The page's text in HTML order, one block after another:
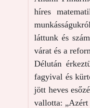
híres
láttunk és
várat és a
Délután
fagyival és
jött heves
vallotta: „Azért